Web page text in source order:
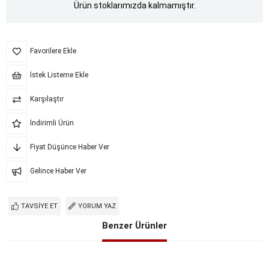
Ürün stoklarımızda kalmamıştır.
Favorilere Ekle
İstek Listeme Ekle
Karşılaştır
İndirimli Ürün
Fiyat Düşünce Haber Ver
Gelince Haber Ver
TAVSIYE ET YORUM YAZ
Benzer Ürünler